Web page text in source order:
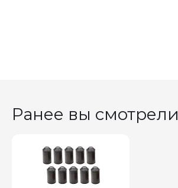
Ранее вы смотрели